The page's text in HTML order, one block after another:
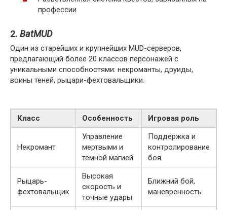
профессии
2. BatMUD
Один из старейших и крупнейших MUD-серверов,
предлагающий более 20 классов персонажей с
уникальными способностями: некроманты, друиды,
воины теней, рыцари-фехтовальщики.
Класс Особенность Игровая роль
Некромант
Управление
мертвыми и
темной магией
Поддержка и
контролирование
боя
Рыцарь-
фехтовальщик
Высокая
скорость и
точные удары
Ближний бой,
маневренность